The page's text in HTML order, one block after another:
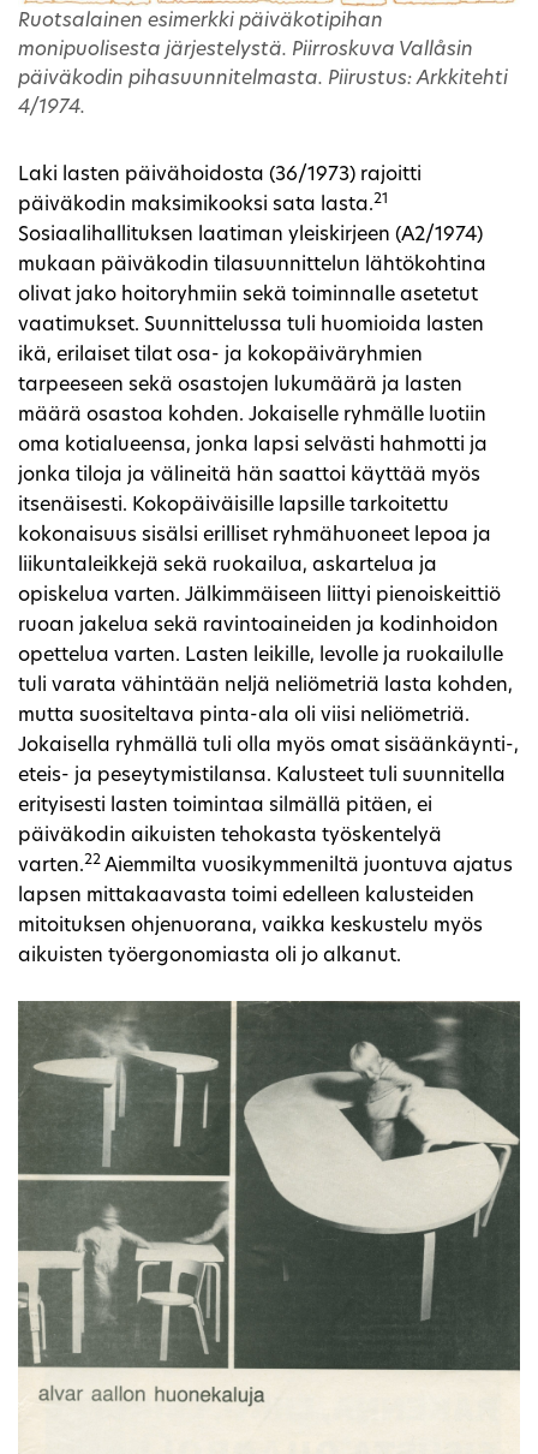
Ruotsalainen esimerkki päiväkotipihan
monipuolisesta järjestelystä. Piirroskuva Vallåsin
päiväkodin pihasuunnitelmasta. Piirustus: Arkkitehti
4/1974.
Laki lasten päivähoidosta (36/1973) rajoitti
päiväkodin maksimikooksi sata lasta.21
Sosiaalihallituksen laatiman yleiskirjeen (A2/1974)
mukaan päiväkodin tilasuunnittelun lähtökohtina
olivat jako hoitoryhmiin sekä toiminnalle asetetut
vaatimukset. Suunnittelussa tuli huomioida lasten
ikä, erilaiset tilat osa- ja kokopäiväryhmien
tarpeeseen sekä osastojen lukumäärä ja lasten
määrä osastoa kohden. Jokaiselle ryhmälle luotiin
oma kotialueensa, jonka lapsi selvästi hahmotti ja
jonka tiloja ja välineitä hän saattoi käyttää myös
itsenäisesti. Kokopäiväisille lapsille tarkoitettu
kokonaisuus sisälsi erilliset ryhmähuoneet lepoa ja
liikuntaleikkejä sekä ruokailua, askartelua ja
opiskelua varten. Jälkimmäiseen liittyi pienoiskeittiö
ruoan jakelua sekä ravintoaineiden ja kodinhoidon
opettelua varten. Lasten leikille, levolle ja ruokailulle
tuli varata vähintään neljä neliömetriä lasta kohden,
mutta suositeltava pinta-ala oli viisi neliömetriä.
Jokaisella ryhmällä tuli olla myös omat sisäänkäynti-,
eteis- ja peseytymistilansa. Kalusteet tuli suunnitella
erityisesti lasten toimintaa silmällä pitäen, ei
päiväkodin aikuisten tehokasta työskentelyä
varten.22 Aiemmilta vuosikymmeniltä juontuva ajatus
lapsen mittakaavasta toimi edelleen kalusteiden
mitoituksen ohjenuorana, vaikka keskustelu myös
aikuisten työergonomiasta oli jo alkanut.